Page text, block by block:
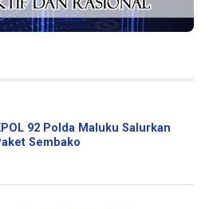
92 Polda Maluku Salurkan
Sembako